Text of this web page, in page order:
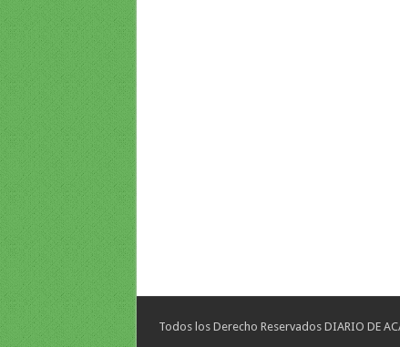
Todos los Derecho Reservados DIARIO DE